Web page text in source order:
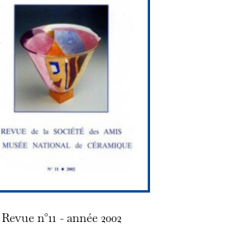
Revue n°11 - année 2002